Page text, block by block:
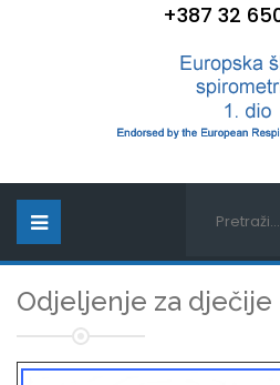
+387 32
Odjeljenje za dječije